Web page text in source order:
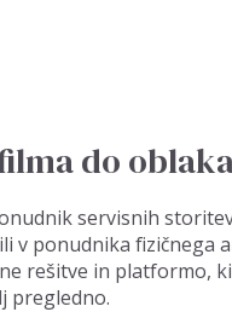
do
servisnih
v ponudnika fizičnega
rešitve in platformo,
pregledno.